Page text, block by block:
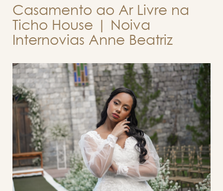
Casamento ao Ar Livre na
Ticho House | Noiva
Internovias Anne Beatriz